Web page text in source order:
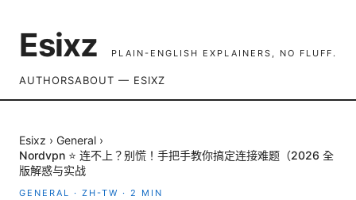
Esixz PLAIN-ENGLISH EXPLAINERS, NO FLUFF.
AUTHORSABOUT — ESIXZ
Esixz › General ›
Nordvpn ⭐ 连不上？别慌！手把手教你搞定连接难题（2026 全
版解惑与实战
GENERAL · ZH-TW · 2 MIN